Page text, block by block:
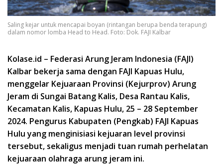
Saling kejar untuk mencapai boyan (rintangan berupa benda terapung)
dalam nomor lomba Head to Head. Foto: Dok. FAJI Kalbar
Kolase.id – Federasi Arung Jeram Indonesia (FAJI)
Kalbar bekerja sama dengan FAJI Kapuas Hulu,
menggelar Kejuaraan Provinsi (Kejurprov) Arung
Jeram di Sungai Batang Kalis, Desa Rantau Kalis,
Kecamatan Kalis, Kapuas Hulu, 25 – 28 September
2024. Pengurus Kabupaten (Pengkab) FAJI Kapuas
Hulu yang menginisiasi kejuaran level provinsi
tersebut, sekaligus menjadi tuan rumah perhelatan
kejuaraan olahraga arung jeram ini.